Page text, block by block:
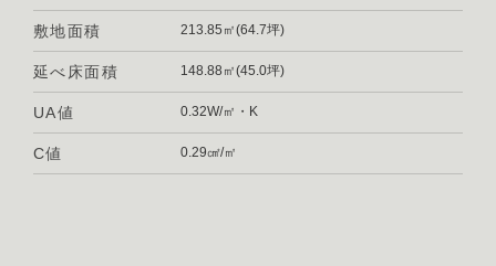
敷地面積 213.85㎡(64.7坪)
延べ床面積 148.88㎡(45.0坪)
UA値 0.32W/㎡・K
C値 0.29㎠/㎡